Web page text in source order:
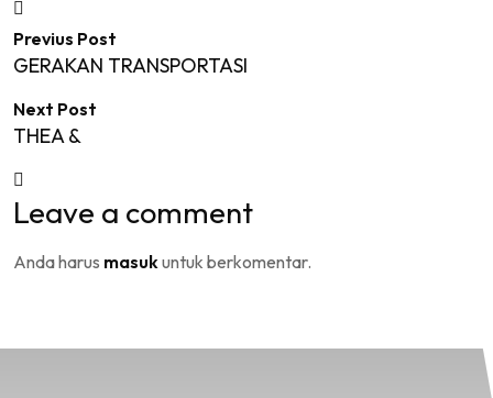
Previus Post
GERAKAN TRANSPORTASI
Next Post
THEA &
Leave a comment
Anda harus masukuntuk berkomentar.